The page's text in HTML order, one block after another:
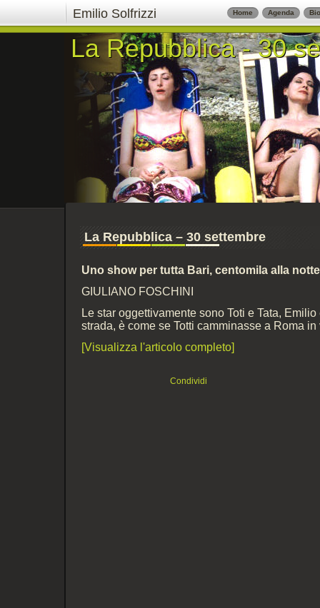
Emilio Solfrizzi Home Agenda
La Repubblica - 30
La Repubblica - 30
La Repubblica – 30 settembre
Uno show per tutta Bari, centomila alla
GIULIANO FOSCHINI
Le star oggettivamente sono Toti e Tata,
strada, è come se Totti camminasse a Roma
[Visualizza l'articolo completo]
Condividi